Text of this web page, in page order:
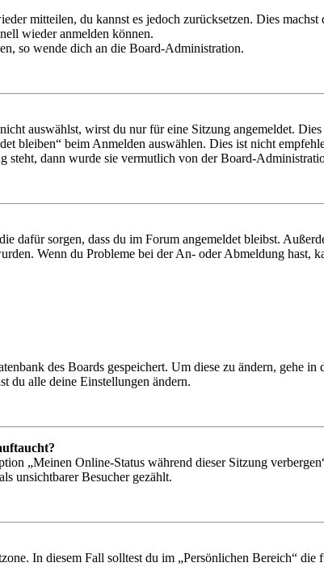
mitteilen, du kannst es jedoch zurücksetzen. Dies
wieder anmelden können.
so wende dich an die Board-Administration.
auswählst, wirst du nur für eine Sitzung angemeldet.
bleiben“ beim Anmelden auswählen. Dies ist nicht
dann wurde sie vermutlich von der Board-
dafür sorgen, dass du im Forum angemeldet bleibst.
Wenn du Probleme bei der An- oder Abmeldung hast,
des Boards gespeichert. Um diese zu ändern, gehe
du alle deine Einstellungen ändern.
„Meinen Online-Status während dieser Sitzung
unsichtbarer Besucher gezählt.
In diesem Fall solltest du im „Persönlichen Bereich“